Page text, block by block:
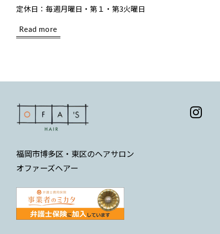
定休日：毎週月曜日・第１・第3火曜日
Read more
福岡市博多区・東区のヘアサロン
オファーズヘアー